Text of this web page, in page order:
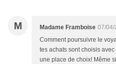
M Madame Framboise 07/04/
Comment poursuivre le
tes achats sont choisis
une place de choix! Même